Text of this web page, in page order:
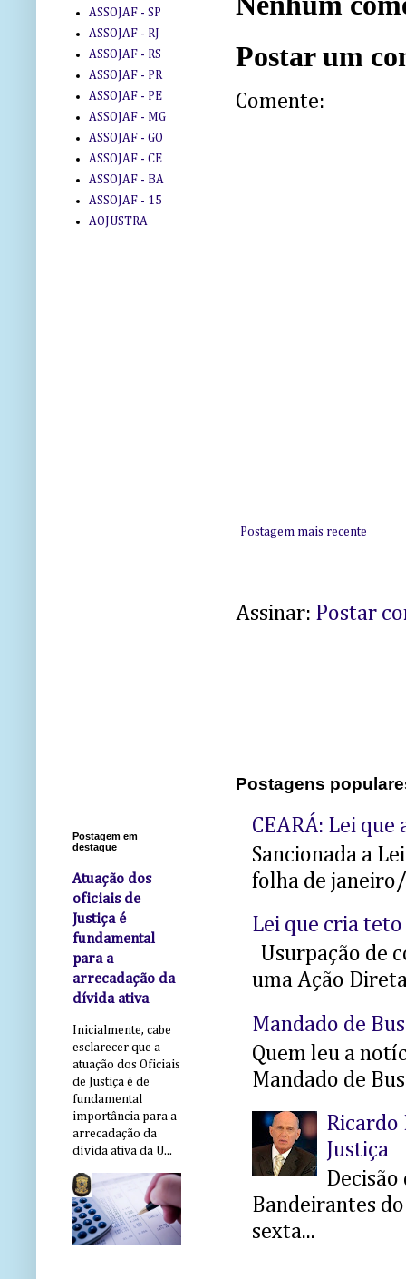
Postar um
Comente:
Postagem mais recente
Assinar: Postar
Postagens
CEARÁ: Lei
Sancionada a
folha de
Lei que cria
Usurpação de
uma Ação
Mandado de
Quem leu a
Mandado de
Ricardo
Justiça
Decisão
Bandeirantes
sexta...
ASSOJAF - SP
ASSOJAF - RJ
ASSOJAF - RS
ASSOJAF - PR
ASSOJAF - PE
ASSOJAF - MG
ASSOJAF - GO
ASSOJAF - CE
ASSOJAF - BA
ASSOJAF - 15
AOJUSTRA
Postagem em
destaque
Atuação dos
oficiais de
Justiça é
fundamental
para a
arrecadação da
dívida ativa
Inicialmente, cabe
esclarecer que a
atuação dos Oficiais
de Justiça é de
fundamental
importância para a
arrecadação da
dívida ativa da U...